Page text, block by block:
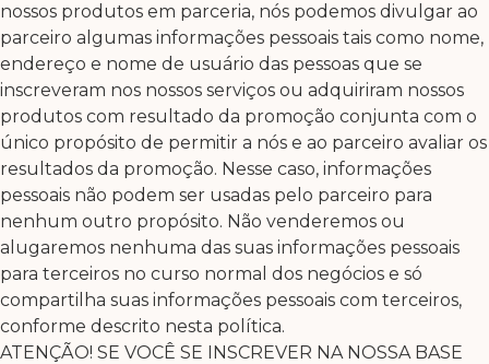
nossos produtos em parceria, nós podemos divulgar ao
parceiro algumas informações pessoais tais como nome,
endereço e nome de usuário das pessoas que se
inscreveram nos nossos serviços ou adquiriram nossos
produtos com resultado da promoção conjunta com o
único propósito de permitir a nós e ao parceiro avaliar os
resultados da promoção. Nesse caso, informações
pessoais não podem ser usadas pelo parceiro para
nenhum outro propósito. Não venderemos ou
alugaremos nenhuma das suas informações pessoais
para terceiros no curso normal dos negócios e só
compartilha suas informações pessoais com terceiros,
conforme descrito nesta política.
ATENÇÃO! SE VOCÊ SE INSCREVER NA NOSSA BASE